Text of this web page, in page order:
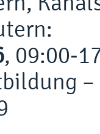
, 09:00-